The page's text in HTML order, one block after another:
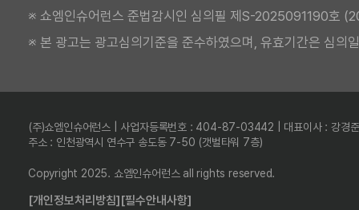
※ 쇼엠인슈어런스 준법감시인 심의필 제S-2025091190호
※ 본 광고는 광고심의기준을 준수하였으며, 유효기간은 심의
(주)쇼엠인슈어런스 | 사업자등록번호 : 404-87-03442 | 대표이사 : 강경준
주소 : 인천광역시 연수구 송도동 7-50 (갯벌타워 7층)
Copyright 2025. 쇼엠인슈어런스 all rights reserved.
[개인정보처리방침][필수안내사항]